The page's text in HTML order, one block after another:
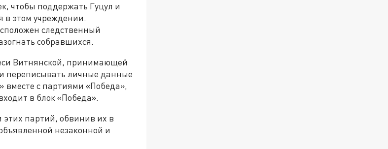
чтобы поддержать Гуцул и
в этом учреждении.
следственный
собравшихся.
Витнянской, принимающей
переписывать личные данные
вместе с партиями «Победа»,
в блок «Победа».
партий, обвинив их в
незаконной и